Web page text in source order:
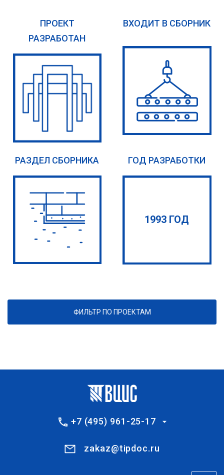
ПРОЕКТ
РАЗРАБОТАН
ВХОДИТ В СБОРНИК
РАЗДЕЛ СБОРНИКА ГОД РАЗРАБОТКИ
1993 ГОД
ФИЛЬТР ПО ПРОЕКТАМ
+7 (495) 961-25-17
zakaz@tipdoc.ru